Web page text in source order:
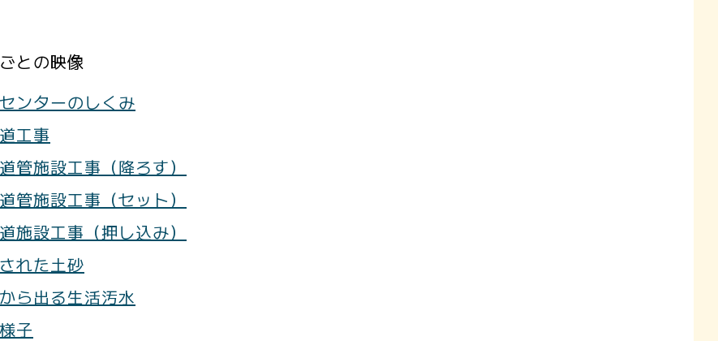
との映像
ンターのしくみ
工事
管施設工事（降ろす）
管施設工事（セット）
施設工事（押し込み）
れた土砂
ら出る生活汚水
子